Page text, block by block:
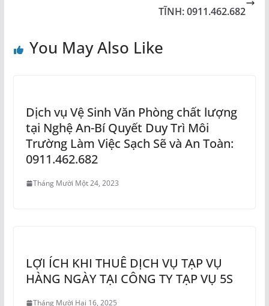
TĨNH: 0911.462.682
You May Also Like
Dịch vụ Vệ Sinh Văn Phòng chất lượng
tại Nghệ An-Bí Quyết Duy Trì Môi
Trường Làm Việc Sạch Sẽ và An Toàn:
0911.462.682
Tháng Mười Một 24, 2023
LỢI ÍCH KHI THUÊ DỊCH VỤ TẠP VỤ
HÀNG NGÀY TẠI CÔNG TY TẠP VỤ 5S
Tháng Mười Hai 16, 2025